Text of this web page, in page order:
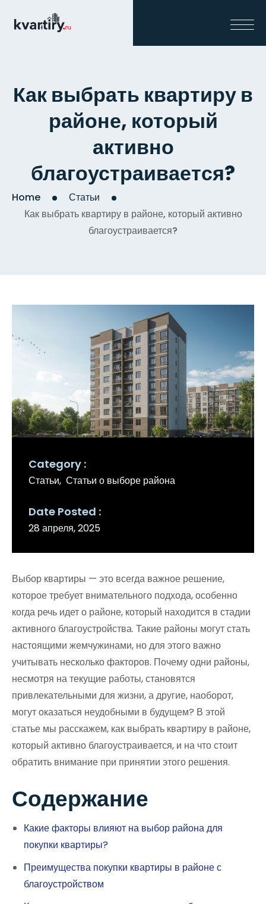
Как выбрать квартиру в
районе, который
активно
благоустраивается?
Home
Статьи
Как выбрать квартиру в районе, который активно
благоустраивается?
Category
Статьи Статьи о выборе района
Date Posted
28 апреля, 2025
Выбор квартиры — это всегда важное решение,
которое требует внимательного подхода, особенно
когда речь идет о районе, который находится в стадии
активного благоустройства. Такие районы могут стать
настоящими жемчужинами, но для этого важно
учитывать несколько факторов. Почему одни районы,
несмотря на текущие работы, становятся
привлекательными для жизни, а другие, наоборот,
могут оказаться неудобными в будущем? В этой
статье мы расскажем, как выбрать квартиру в районе,
который активно благоустраивается, и на что стоит
обратить внимание при принятии этого решения.
Содержание
Какие факторы влияют на выбор района для
покупки квартиры?
Преимущества покупки квартиры в районе с
благоустройством